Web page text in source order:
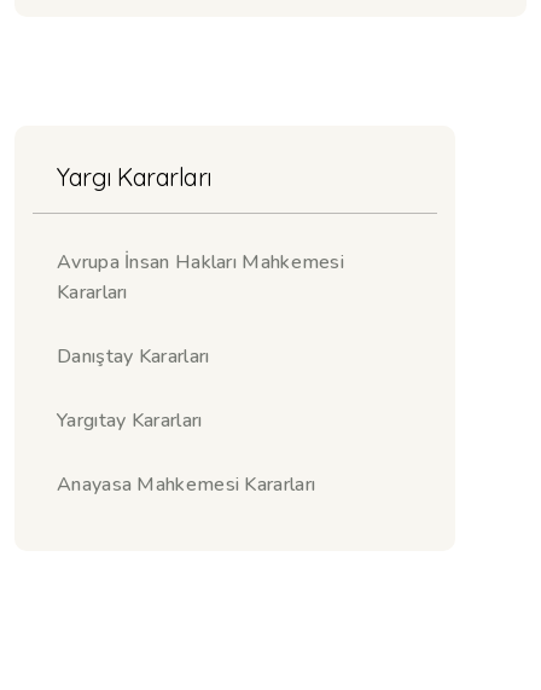
Yargı Kararları
Avrupa İnsan Hakları Mahkemesi
Kararları
Danıştay Kararları
Yargıtay Kararları
Anayasa Mahkemesi Kararları